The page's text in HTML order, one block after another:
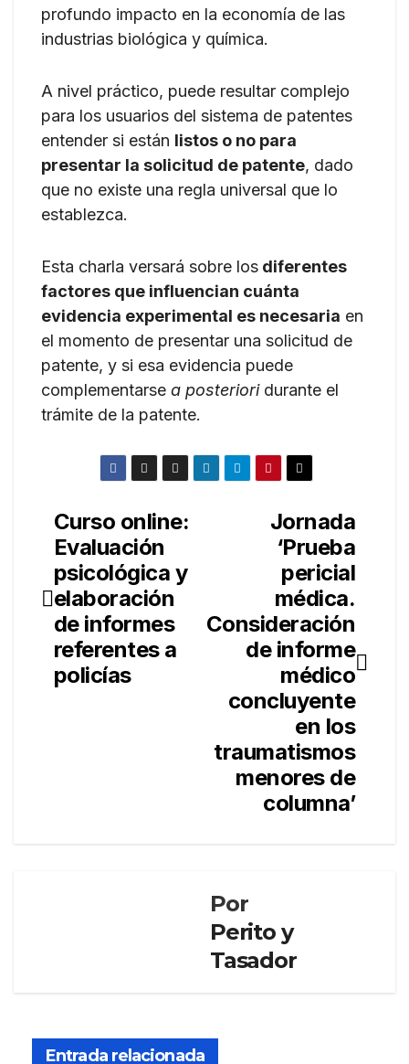
profundo impacto en la economía de las
industrias biológica y química.
A nivel práctico, puede resultar complejo
para los usuarios del sistema de patentes
entender si están listos o no para
presentar la solicitud de patente, dado
que no existe una regla universal que lo
establezca.
Esta charla versará sobre los diferentes
factores que influencian cuánta
evidencia experimental es necesaria en
el momento de presentar una solicitud de
patente, y si esa evidencia puede
complementarse a posterioridurante el
trámite de la patente.
Navegación
de
entradas
Jornada
‘Prueba
pericial
médica.
Consideración
de informe
médico
concluyente
en los
traumatismos
menores de
columna’
Curso online:
Evaluación
psicológica y
elaboración
de informes
referentes a
policías
Por
Perito y
Tasador
Entrada relacionada
o: